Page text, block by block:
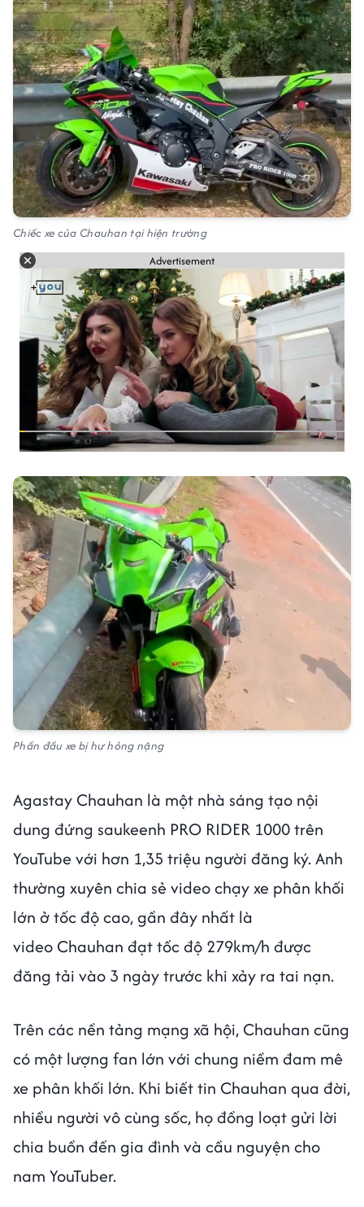
Chiếc xe của Chauhan tại hiện trường
Advertisement
Phần đầu xe bị hư hỏng nặng
Agastay Chauhan là một nhà sáng tạo nội
dung đứng saukeenh PRO RIDER 1000 trên
YouTube với hơn 1,35 triệu người đăng ký. Anh
thường xuyên chia sẻ video chạy xe phân khối
lớn ở tốc độ cao, gần đây nhất là
video Chauhan đạt tốc độ 279km/h được
đăng tải vào 3 ngày trước khi xảy ra tai nạn.
Trên các nền tảng mạng xã hội, Chauhan cũng
có một lượng fan lớn với chung niềm đam mê
xe phân khối lớn. Khi biết tin Chauhan qua đời,
nhiều người vô cùng sốc, họ đồng loạt gửi lời
chia buồn đến gia đình và cầu nguyện cho
nam YouTuber.